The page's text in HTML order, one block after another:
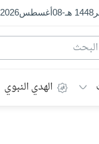
1448 هـ -
08أغسطس2026
الهدي النبوي